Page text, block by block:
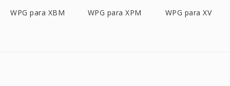
WPG para XBM WPG para XPM WPG para XV